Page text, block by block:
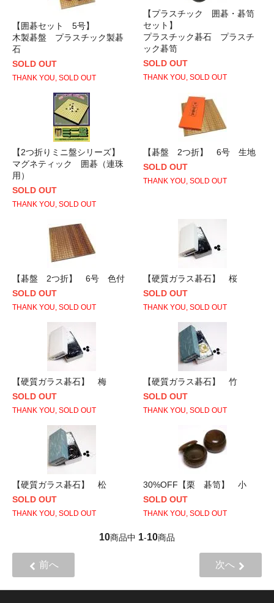
【囲碁セット 5号】
木製碁盤 プラスチック製碁
石
SOLD OUT
THANK YOU, SOLD OUT
【プラスチック 囲碁・碁笥
セット】
プラスチック碁石 プラスチ
ック碁笥
SOLD OUT
THANK YOU, SOLD OUT
【2つ折りミニ盤シリーズ】
マグネティック 囲碁（連珠
用）
SOLD OUT
THANK YOU, SOLD OUT
【碁盤 2つ折】 6号 生地
SOLD OUT
THANK YOU, SOLD OUT
【碁盤 2つ折】 6号 色付
SOLD OUT
THANK YOU, SOLD OUT
【硬質ガラス碁石】 桜
SOLD OUT
THANK YOU, SOLD OUT
【硬質ガラス碁石】 梅
SOLD OUT
THANK YOU, SOLD OUT
【硬質ガラス碁石】 竹
SOLD OUT
THANK YOU, SOLD OUT
【硬質ガラス碁石】 松
SOLD OUT
THANK YOU, SOLD OUT
30%OFF【栗 碁笥】 小
SOLD OUT
THANK YOU, SOLD OUT
10商品中 1-10商品
前へ 次へ